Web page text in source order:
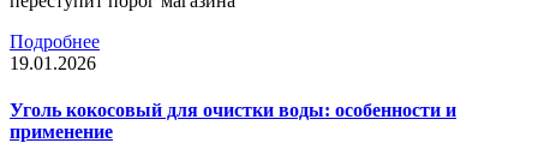
Подробнее
19.01.2026
Уголь кокосовый для очистки воды: особенности и
применение